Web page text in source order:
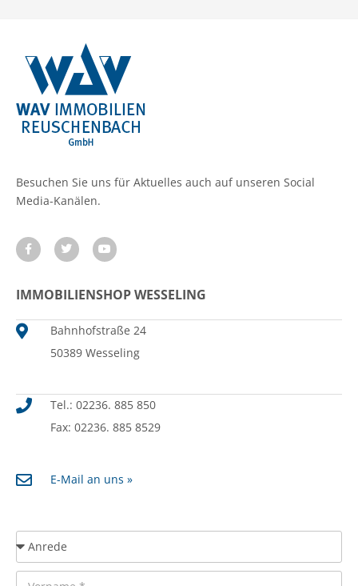
Besuchen Sie uns für Aktuelles auch auf unseren Social
Media-Kanälen.
IMMOBILIENSHOP WESSELING
Bahnhofstraße 24
50389 Wesseling
Tel.: 02236. 885 850
Fax: 02236. 885 8529
E-Mail an uns »